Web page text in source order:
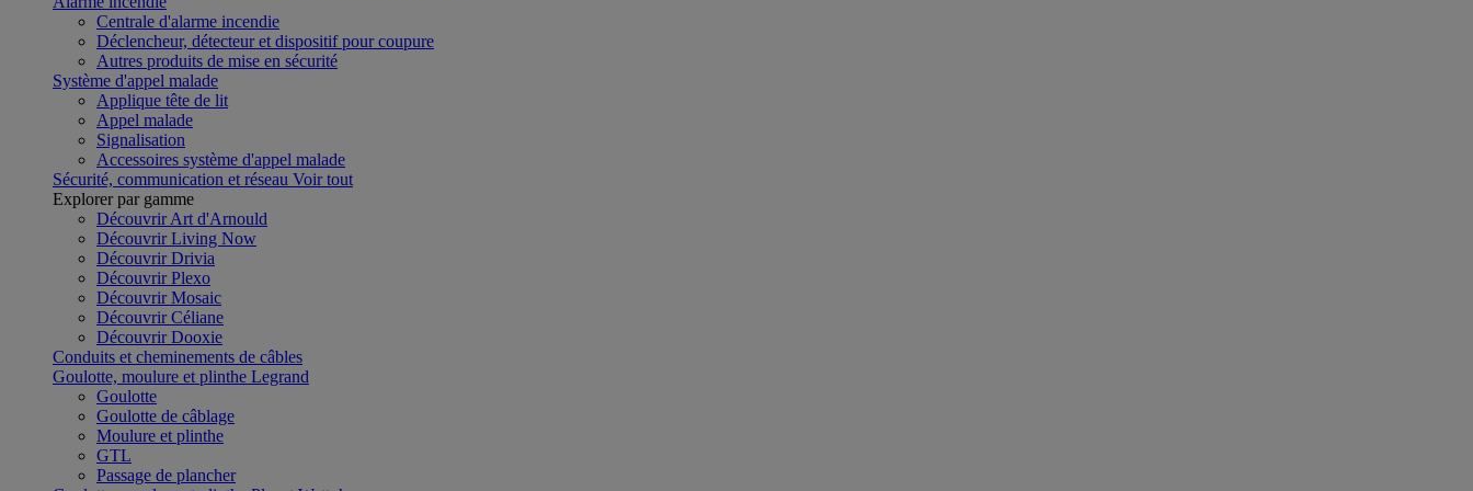
Centrale d'alarme incendie
Déclencheur, détecteur et dispositif pour coupure
Autres produits de mise en sécurité
Système d'appel malade
Applique tête de lit
Appel malade
Signalisation
Accessoires système d'appel malade
Sécurité, communication et réseau Voir tout
Explorer par gamme
Découvrir Art d'Arnould
Découvrir Living Now
Découvrir Drivia
Découvrir Plexo
Découvrir Mosaic
Découvrir Céliane
Découvrir Dooxie
Conduits et cheminements de câbles
Goulotte, moulure et plinthe Legrand
Goulotte
Goulotte de câblage
Moulure et plinthe
GTL
Passage de plancher